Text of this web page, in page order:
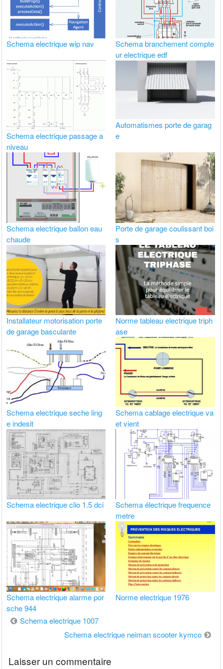
Schema electrique wip nav
Schema branchement compte
ur electrique edf
Schema electrique passage a
niveau
Automatismes porte de garag
e
Schema electrique ballon eau
chaude
Porte de garage coulissant boi
s
Installateur motorisation porte
de garage basculante
Norme tableau electrique triph
ase
Schema electrique seche ling
e indesit
Schema cablage electrique va
et vient
Schema electrique clio 1.5 dci
Schema électrique frequence
metre
Schema electrique alarme por
sche 944
Norme electrique 1976
Navigation
Schema electrique 1007
Schema electrique neiman scooter kymco
Laisser un commentaire